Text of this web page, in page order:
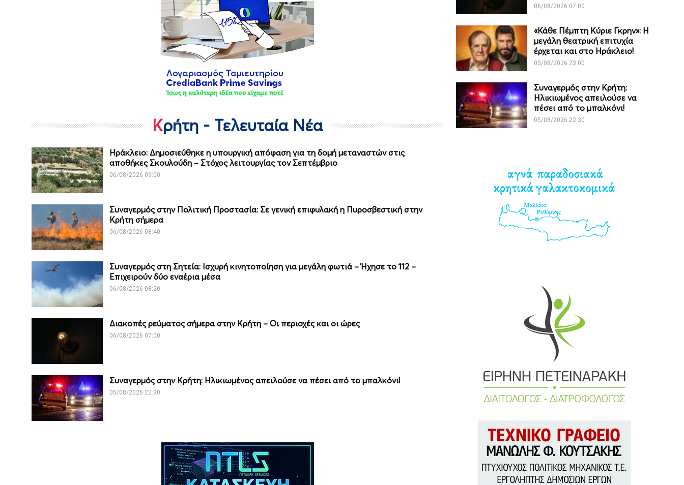
Κρήτη - Τελευταία Νέα
Ηράκλειο: Δημοσιεύθηκε η υπουργική απόφαση για τη δομή μεταναστών στις
αποθήκες Σκουλούδη – Στόχος λειτουργίας τον Σεπτέμβριο
06/08/2026 09:00
Συναγερμός στην Πολιτική Προστασία: Σε γενική επιφυλακή η Πυροσβεστική στην
Κρήτη σήμερα
06/08/2026 08:40
Συναγερμός στη Σητεία: Ισχυρή κινητοποίηση για μεγάλη φωτιά – Ήχησε το 112 –
Επιχειρούν δύο εναέρια μέσα
06/08/2026 08:20
Διακοπές ρεύματος σήμερα στην Κρήτη – Οι περιοχές και οι ώρες
06/08/2026 07:00
Συναγερμός στην Κρήτη: Ηλικιωμένος απειλούσε να πέσει από το μπαλκόνι!
05/08/2026 22:30
06/08/2026 07:00
«Κάθε Πέμπτη Κύριε Γκρην»: Η
μεγάλη θεατρική επιτυχία
έρχεται και στο Ηράκλειο!
05/08/2026 23:00
Συναγερμός στην Κρήτη:
Ηλικιωμένος απειλούσε να
πέσει από το μπαλκόνι!
05/08/2026 22:30